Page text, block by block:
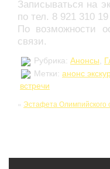
Записываться на
по тел. 8 921 310
По возможности
связи.
Рубрика: Анонсы
Метки: анонс
встречи
« Эстафета Олимпийского